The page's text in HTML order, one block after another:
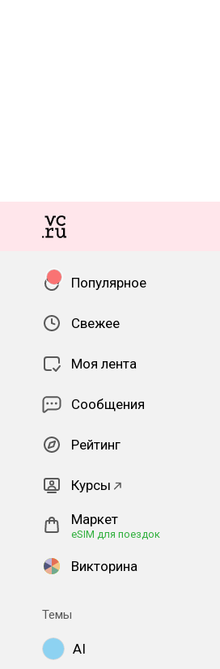
Популярное
Свежее
Моя лента
Сообщения
Рейтинг
Курсы
Маркет
eSIM для поездок
Викторина
Темы
AI